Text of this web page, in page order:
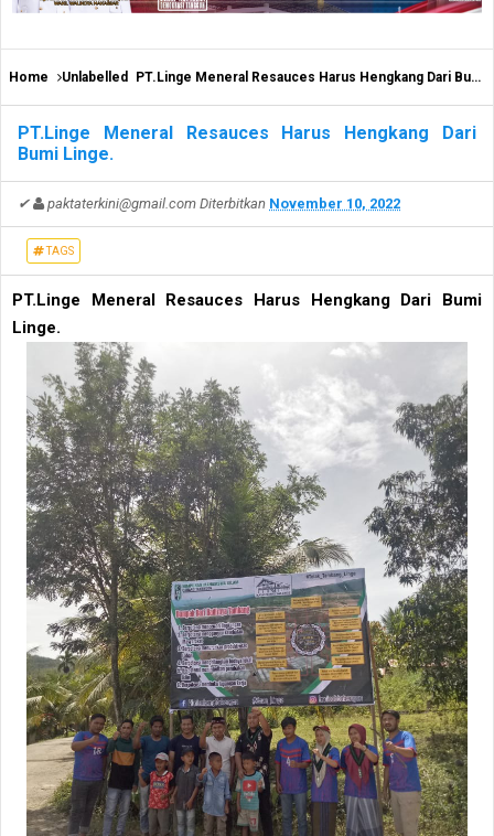
Home Unlabelled PT.Linge Meneral Resauces Harus Hengkang Dari Bumi Linge.
PT.Linge Meneral Resauces Harus Hengkang Dari
Bumi Linge.
✔ paktaterkini@gmail.com Diterbitkan November 10, 2022
TAGS
PT.Linge Meneral Resauces Harus Hengkang Dari Bumi
Linge.